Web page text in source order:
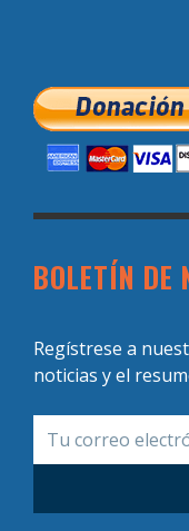
BOLETÍN DE
Regístrese a
noticias y el